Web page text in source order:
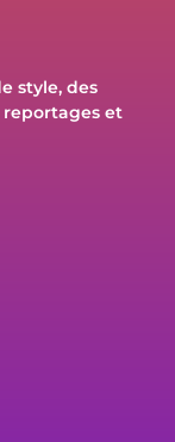
style, des
reportages et